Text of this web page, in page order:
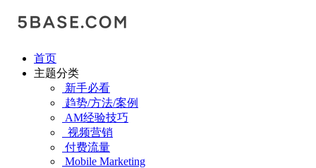
首页
主题分类
新手必看
趋势/方法/案例
AM经验技巧
视频营销
付费流量
Mobile Marketing